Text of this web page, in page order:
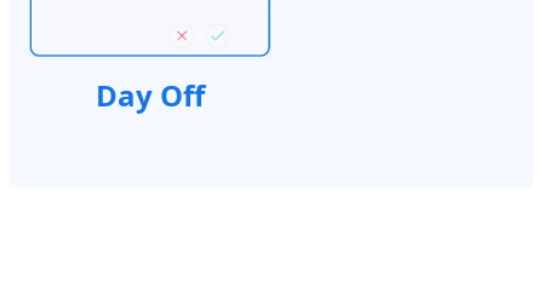
Day Off